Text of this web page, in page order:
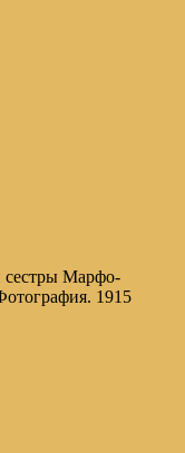
сестры Марфо-
1915